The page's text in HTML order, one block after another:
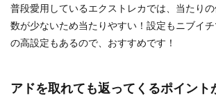
普段愛用しているエクストレカでは、当たり
数が少ないため当たりやすい！設定もニブイ
の高設定もあるので、おすすめです！
アドを取れても返ってくるポイント